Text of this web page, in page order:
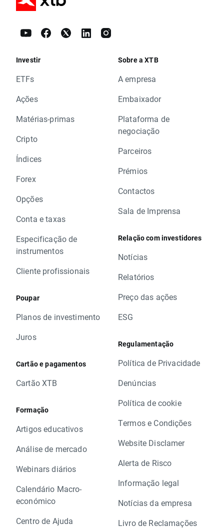
Investir
ETFs
Ações
Matérias-primas
Cripto
Índices
Forex
Opções
Conta e taxas
Especificação de
instrumentos
Cliente profissionais
Poupar
Planos de investimento
Juros
Cartão e pagamentos
Cartão XTB
Formação
Artigos educativos
Análise de mercado
Webinars diários
Calendário Macro-
económico
Centro de Ajuda
Sobre a XTB
A empresa
Embaixador
Plataforma de
negociação
Parceiros
Prémios
Contactos
Sala de Imprensa
Relação com investidores
Notícias
Relatórios
Preço das ações
ESG
Regulamentação
Política de Privacidade
Denúncias
Política de cookie
Termos e Condições
Website Disclamer
Alerta de Risco
Informação legal
Notícias da empresa
Livro de Reclamações